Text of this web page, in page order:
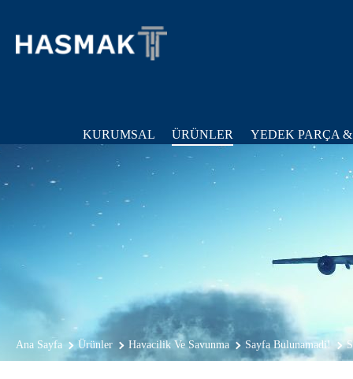
KURUMSAL ÜRÜNLER YEDEK PARÇA &
Ana Sayfa Ürünler Havacilik Ve Savunma Sayfa Bulunamadi!